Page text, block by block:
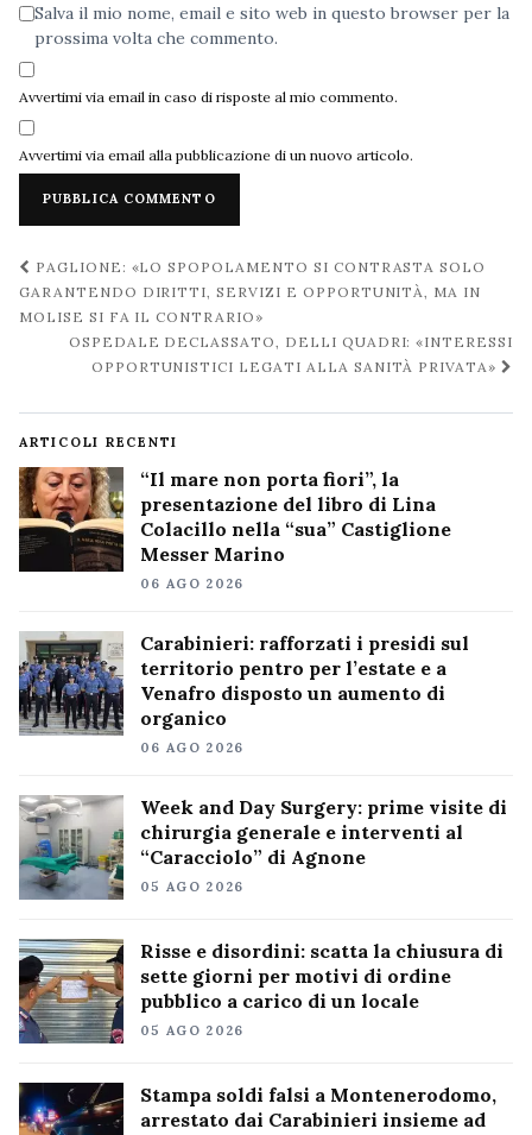
Salva il mio nome, email e sito web in questo browser per la
prossima volta che commento.
Avvertimi via email in caso di risposte al mio commento.
Avvertimi via email alla pubblicazione di un nuovo articolo.
Navigazione
post
PAGLIONE: «LO SPOPOLAMENTO SI CONTRASTA SOLO
GARANTENDO DIRITTI, SERVIZI E OPPORTUNITÀ, MA IN
MOLISE SI FA IL CONTRARIO»
OSPEDALE DECLASSATO, DELLI QUADRI: «INTERESSI
OPPORTUNISTICI LEGATI ALLA SANITÀ PRIVATA»
ARTICOLI RECENTI
“Il mare non porta fiori”, la
presentazione del libro di Lina
Colacillo nella “sua” Castiglione
Messer Marino
06 AGO 2026
Carabinieri: rafforzati i presidi sul
territorio pentro per l’estate e a
Venafro disposto un aumento di
organico
06 AGO 2026
Week and Day Surgery: prime visite di
chirurgia generale e interventi al
“Caracciolo” di Agnone
05 AGO 2026
Risse e disordini: scatta la chiusura di
sette giorni per motivi di ordine
pubblico a carico di un locale
05 AGO 2026
Stampa soldi falsi a Montenerodomo,
arrestato dai Carabinieri insieme ad